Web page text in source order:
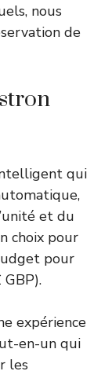
nous
de
qui
et du
choix pour
pour
expérience
en-un qui
les